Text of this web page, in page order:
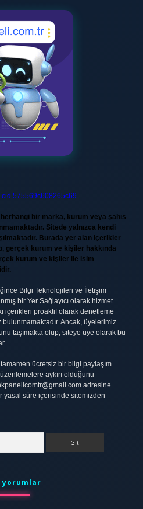
bir marka, kurum veya şahıs
Sitede yalnızca kendi
Burada yer alan içerikler
gerçek kurum ve kişiler hakkında
kurum ve kişiler ile isim
Bilgi Teknolojileri ve İletişim
bir Yer Sağlayıcı olarak hizmet
içerikleri proaktif olarak denetleme
Ancak, üyelerimiz
taşımakta olup, siteye üye olarak bu
ücretsiz bir bilgi paylaşım
aykırı olduğunu
adresine
süre içerisinde sitemizden
yorumlar